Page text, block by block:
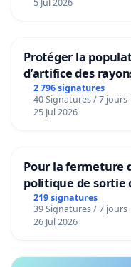
5 Jul 2026
Protéger la
d’artifice des
2 796 signatures
40 Signatures / 7 jours
25 Jul 2026
Pour la fermeture
politique de sortie
219 signatures
39 Signatures / 7 jours
26 Jul 2026